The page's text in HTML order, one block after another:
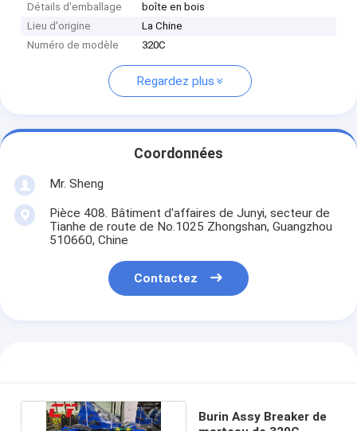
Détails d'emballage
boîte en bois
Lieu d'origine
La Chine
Numéro de modèle
320C
Regardez plus
Coordonnées
Mr. Sheng
Pièce 408. Bâtiment d'affaires de Junyi, secteur de
Tianhe de route de No.1025 Zhongshan, Guangzhou
510660, Chine
Contactez
Burin Assy Breaker de